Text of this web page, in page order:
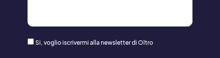
Consenso
Si, voglio iscrivermi alla newsletter di Oltro